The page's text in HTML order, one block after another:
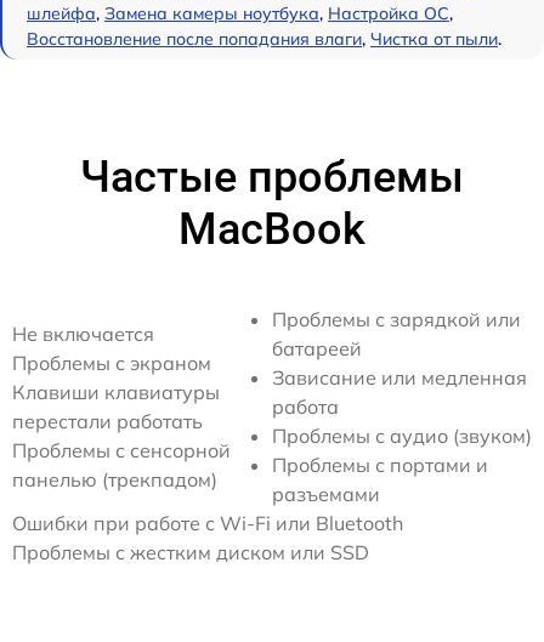
шлейфа, Замена камеры ноутбука, Настройка ОС,
Восстановление после попадания влаги, Чистка от пыли.
Частые проблемы
MacBook
Не включается
Проблемы с экраном
Клавиши клавиатуры
перестали работать
Проблемы с сенсорной
панелью (трекпадом)
Проблемы с зарядкой или
батареей
Зависание или медленная
работа
Проблемы с аудио (звуком)
Проблемы с портами и
разъемами
Ошибки при работе с Wi-Fi или Bluetooth
Проблемы с жестким диском или SSD